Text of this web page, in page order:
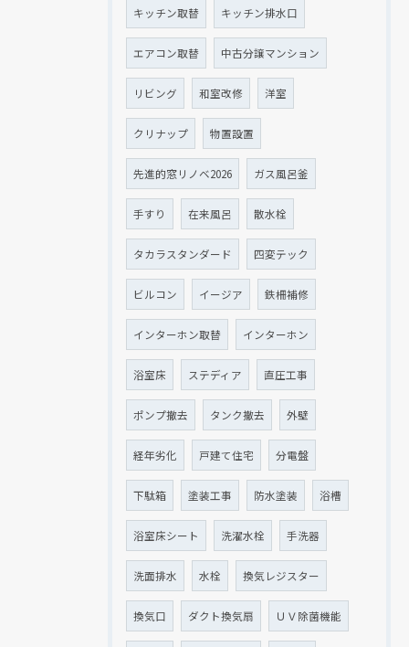
キッチン取替 キッチン排水口
エアコン取替 中古分譲マンション
リビング 和室改修 洋室
クリナップ 物置設置
先進的窓リノベ2026 ガス風呂釜
手すり 在来風呂 散水栓
タカラスタンダード 四変テック
ビルコン イージア 鉄柵補修
インターホン取替 インターホン
浴室床 ステディア 直圧工事
ポンプ撤去 タンク撤去 外壁
経年劣化 戸建て住宅 分電盤
下駄箱 塗装工事 防水塗装 浴槽
浴室床シート 洗濯水栓 手洗器
洗面排水 水栓 換気レジスター
換気口 ダクト換気扇 ＵＶ除菌機能